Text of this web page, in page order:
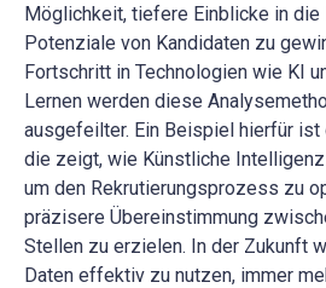
Möglichkeit, tiefere Einblicke in
Potenziale von Kandidaten zu
Fortschritt in Technologien wie KI
Lernen werden diese
ausgefeilter. Ein Beispiel hierfür
die zeigt, wie Künstliche
um den Rekrutierungsprozess zu
präzisere Übereinstimmung
Stellen zu erzielen. In der Zukunft
Daten effektiv zu nutzen, immer